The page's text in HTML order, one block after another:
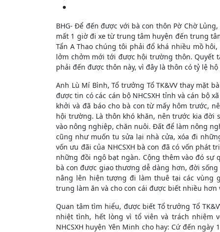
BHG- Để đến được với bà con thôn Pờ Chờ
mất 1 giờ đi xe từ trung tâm huyện đến trung
Tẩn A Thao chúng tôi phải đổ khá nhiều mồ
lởm chởm mới tới được hội trường thôn. Quyết
phải đến được thôn này, vì đây là thôn có tỷ lệ
Anh Lù Mí Bình, Tổ trưởng Tổ TK&VV thay mặt
được tin có các cán bộ NHCSXH tỉnh và cán bộ
khởi và đã báo cho bà con từ mấy hôm trước,
hội trường. Là thôn khó khăn, nên trước kia
vào nông nghiệp, chăn nuôi. Đất để làm nông
cũng như muốn tu sửa lại nhà cửa, xóa đi
vốn ưu đãi của NHCSXH bà con đã có vốn
những đồi ngô bạt ngàn. Cộng thêm vào đó sự
bà con được giao thương dễ dàng hơn, đời
nâng lên hiện tượng đi làm thuê tại các vùng
trung làm ăn và cho con cái được biết nhiều hơn
Quan tâm tìm hiểu, được biết Tổ trưởng Tổ
nhiệt tình, hết lòng vì tổ viên và trách nhiệm
NHCSXH huyện Yên Minh cho hay: Cứ đến